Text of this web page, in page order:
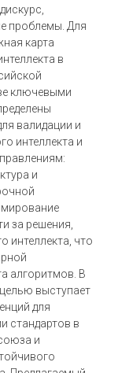
проблемы. Для
карта
в
ключевыми
валидации и
интеллекта и
и
за решения,
интеллекта, что
алгоритмов. В
выступает
для
стандартов в
и